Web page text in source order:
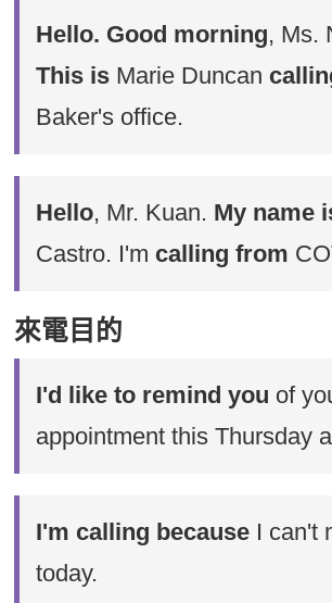
Hello. Good morning, Ms.
This is Marie Duncan
Baker's office.
Hello, Mr. Kuan. My name
Castro. I'm calling from
來電目的
I'd like to remind you of
appointment this Thursday
I'm calling because I can't
today.